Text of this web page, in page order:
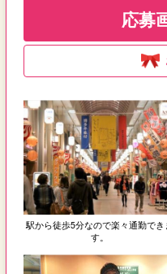
応募
駅から徒歩5分なので楽々通勤でき
す。